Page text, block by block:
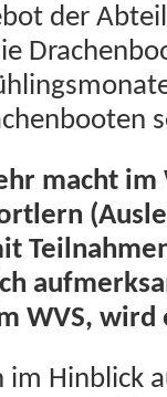
der
macht im
WVS,
im Hin­blick